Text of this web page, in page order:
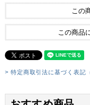
この
この商品
> 特定商取引法に基づく表記